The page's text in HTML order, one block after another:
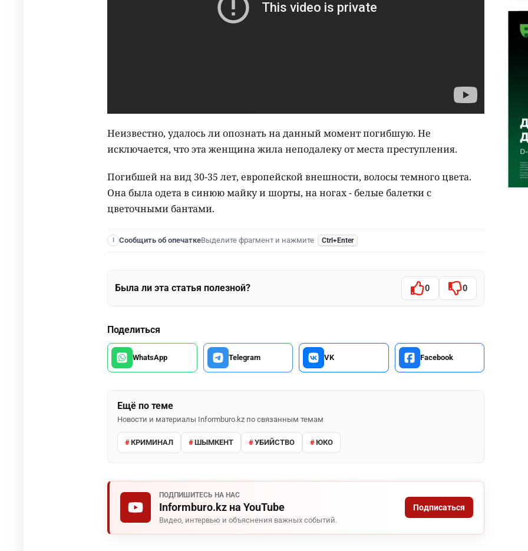
Неизвестно, удалось ли опознать на данный момент погибшую. Не
исключается, что эта женщина жила неподалеку от места преступления.
Погибшей на вид 30-35 лет, европейской внешности, волосы темного цвета.
Она была одета в синюю майку и шорты, на ногах - белые балетки с
цветочными бантами.
Сообщить об опечаткеВыделите фрагмент и нажмите Ctrl+Enter
Была ли эта статья полезной? 0 0
Поделиться
WhatsApp Telegram VK Facebook
Ещё по теме
Новости и материалы Informburo.kz по связанным темам
КРИМИНАЛ ШЫМКЕНТ УБИЙСТВО ЮКО
ПОДПИШИТЕСЬ НА НАС
Informburo.kz на YouTube
Видео, интервью и объяснения важных событий.
Подписаться